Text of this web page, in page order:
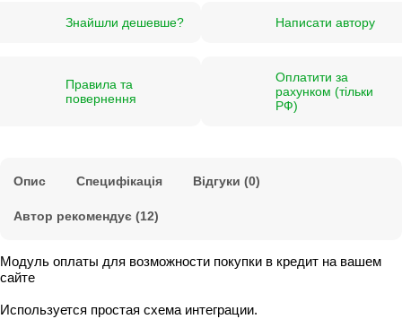
Знайшли дешевше? Написати автору
Правила та
повернення
Оплатити за
рахунком (тільки
РФ)
Опис Специфікація Відгуки (0)
Автор рекомендує (12)
Модуль оплаты для возможности покупки в кредит на вашем
сайте
Используется простая схема интеграции.